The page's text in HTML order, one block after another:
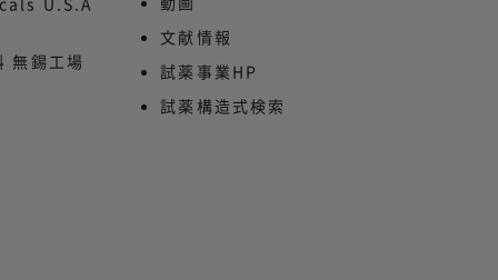
無錫工場
文献情報
試薬事業HP
試薬構造式検索